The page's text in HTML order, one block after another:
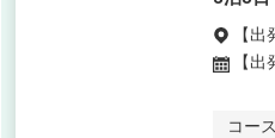
【出
【出
コー